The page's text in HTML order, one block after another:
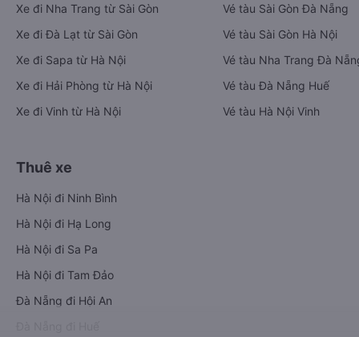
Xe đi Nha Trang từ Sài Gòn
Xe đi Đà Lạt từ Sài Gòn
Xe đi Sapa từ Hà Nội
Xe đi Hải Phòng từ Hà Nội
Xe đi Vinh từ Hà Nội
Vé tàu Sài Gòn Đà Nẵng
Vé tàu Sài Gòn Hà Nội
Vé tàu Nha Trang Đà
Vé tàu Đà Nẵng Huế
Vé tàu Hà Nội Vinh
Thuê xe
Hà Nội đi Ninh Bình
Hà Nội đi Hạ Long
Hà Nội đi Sa Pa
Hà Nội đi Tam Đảo
Đà Nẵng đi Hội An